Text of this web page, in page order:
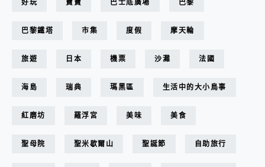
好玩 寶寶 巴士底廣場 巴黎
巴黎鐵塔 市集 度假 摩天輪
旅遊 日本 機票 沙灘 法國
海島 瑞典 瑪黑區 生活中的大小鳥事
紅磨坊 羅浮宮 美味 美食
聖母院 聖米歇爾山 聖誕節 自助旅行